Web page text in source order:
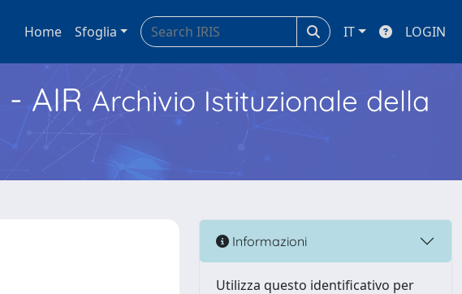
Home Sfoglia IT LOGIN
- AIR Archivio Istituzionale della
Informazioni
Utilizza questo identificativo per